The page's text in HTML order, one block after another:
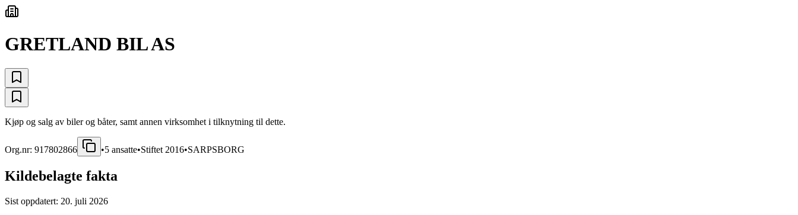
GRETLAND BIL AS
Kjøp og salg av biler og båter, samt annen virksomhet i tilknytning til dette.
Org.nr: 917802866 •5 ansatte•Stiftet 2016•SARPSBORG
Kildebelagte fakta
Sist oppdatert: 20. juli 2026